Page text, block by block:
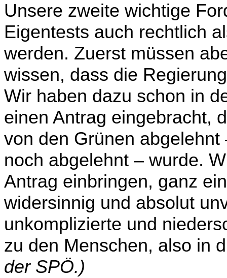
Unsere zweite wichtige
Eigentests auch rechtlich
werden. Zuerst müssen
wissen, dass die
Wir haben dazu schon in
einen Antrag eingebracht,
von den Grünen
noch abgelehnt – wurde.
Antrag einbringen, ganz
wider­sinnig und absolut
unkomplizierte und
zu den Menschen, also in
der SPÖ.)